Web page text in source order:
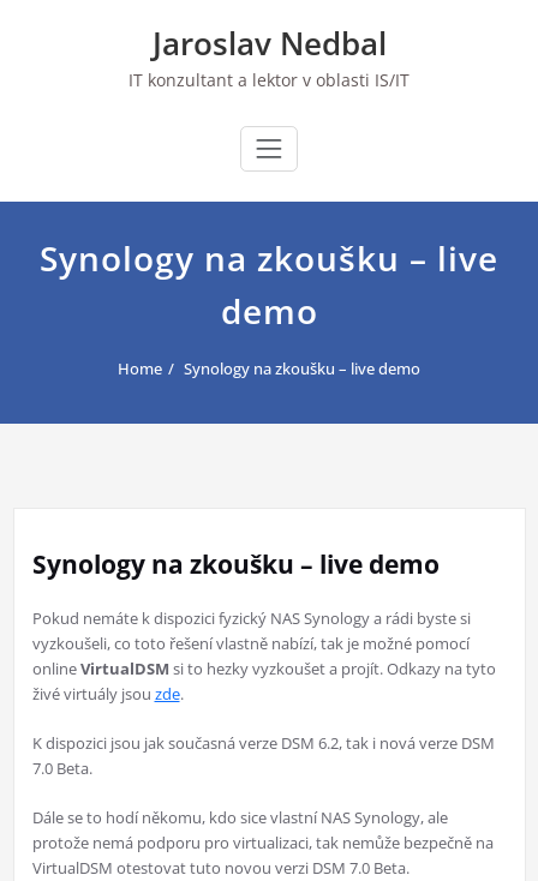
Jaroslav Nedbal
IT konzultant a lektor v oblasti IS/IT
Synology na zkoušku – live
demo
Home Synology na zkoušku – live demo
Synology na zkoušku – live demo
Pokud nemáte k dispozici fyzický NAS Synology a rádi byste si
vyzkoušeli, co toto řešení vlastně nabízí, tak je možné pomocí
onlineVirtualDSM si to hezky vyzkoušet a projít. Odkazy na tyto
živé virtuály jsou zde.
K dispozici jsou jak současná verze DSM 6.2, tak i nová verze DSM
7.0 Beta.
Dále se to hodí někomu, kdo sice vlastní NAS Synology, ale
protože nemá podporu pro virtualizaci, tak nemůže bezpečně na
VirtualDSM otestovat tuto novou verzi DSM 7.0 Beta.